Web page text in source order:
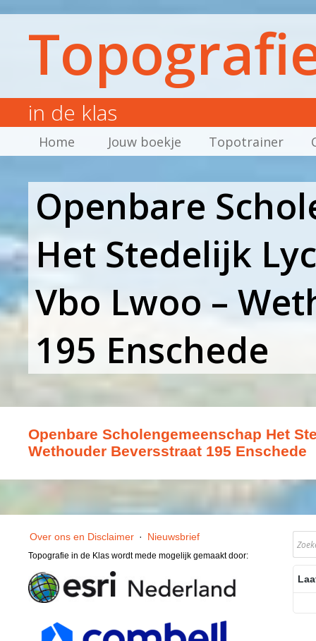
in de klas
Home Jouw boekje Topotrainer
Openbare
Het Stedelijk
Vbo Lwoo –
195 Enschede
Openbare Scholengemeenschap Het
Wethouder Beversstraat 195 Enschede
Over ons en Disclaimer · Nieuwsbrief
Topografie in de Klas wordt mede mogelijk gemaakt door: